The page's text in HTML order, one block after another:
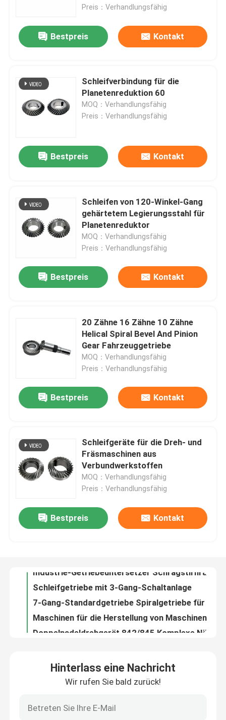
Produkte
Über uns
Qualitätskontrolle
Kontakt mit uns
Preis：Verhandlungsfähig
Bestpreis Kontakt
Schleifverbindung für die
Planetenreduktion 60
MOQ：Verhandlungsfähig
Preis：Verhandlungsfähig
Bestpreis Kontakt
Schleifen von 120-Winkel-Gang
gehärtetem Legierungsstahl für
Planetenreduktor
MOQ：Verhandlungsfähig
Preis：Verhandlungsfähig
Bestpreis Kontakt
20 Zähne 16 Zähne 10 Zähne
Helical Spiral Bevel And Pinion
Gear Fahrzeuggetriebe
MOQ：Verhandlungsfähig
Preis：Verhandlungsfähig
Bestpreis Kontakt
Schleifgeräte für die Dreh- und
Fräsmaschinen aus
Verbundwerkstoffen
MOQ：Verhandlungsfähig
Preis：Verhandlungsfähig
Bestpreis Kontakt
Normaler 3-Gang-Fahrrad-Gang, Präzisionsbearbeitungs-Gang, innere Zahnräder
Hinterlass eine Nachricht
Wir rufen Sie bald zurück!